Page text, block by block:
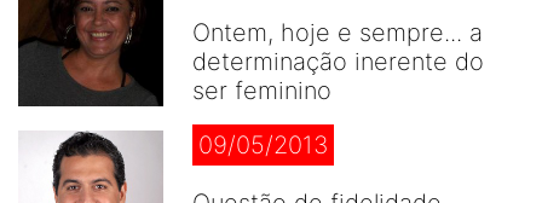
Ontem, hoje e sempre... a
determinação inerente do
ser feminino
09/05/2013